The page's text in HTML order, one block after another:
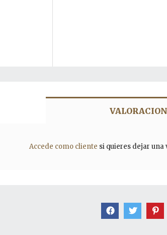
Accede como cliente si quieres dejar una